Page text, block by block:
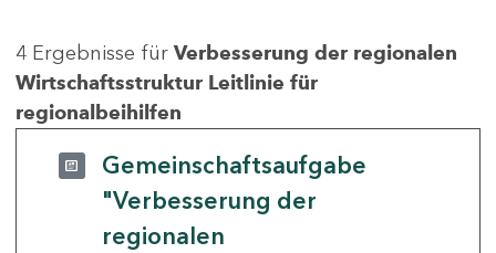
4 Ergebnisse für Verbesserung der regionalen
Wirtschaftsstruktur Leitlinie für
regionalbeihilfen
Gemeinschaftsaufgabe
"Verbesserung der
regionalen